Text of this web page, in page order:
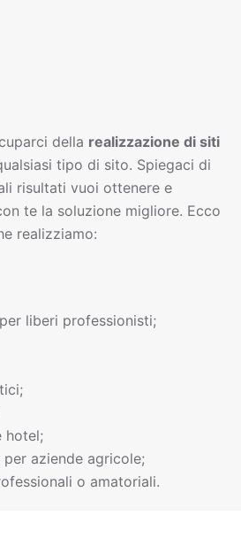
della realizzazione di siti
tipo di sito. Spiegaci di
risultati vuoi ottenere e
te la soluzione migliore. Ecco
realizziamo:
liberi professionisti;
hotel;
aziende agricole;
o amatoriali.